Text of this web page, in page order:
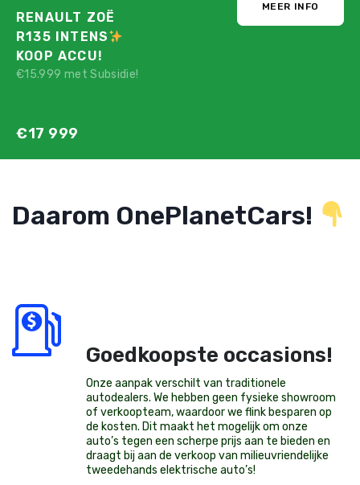
RENAULT ZOË
R135 INTENS
KOOP ACCU!
€15.999 met Subsidie!
€17 999
MEER INFO
Daarom OnePlanetCars!
Goedkoopste occasions!
Onze aanpak verschilt van traditionele
autodealers. We hebben geen fysieke showroom
of verkoopteam, waardoor we flink besparen op
de kosten. Dit maakt het mogelijk om onze
auto’s tegen een scherpe prijs aan te bieden en
draagt bij aan de verkoop van milieuvriendelijke
tweedehands elektrische auto’s!